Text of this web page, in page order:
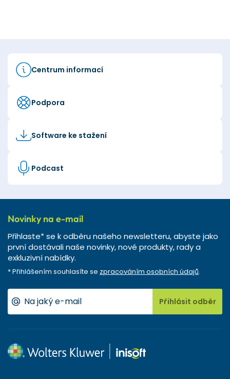
Centrum informací
Podpora
Software ke stažení
Podcast
Novinky na e-mail
Přihlaste* se k odběru našeho newsletteru, abyste jako
první dostávali naše novinky, nové produkty, rady a
exkluzivní nabídky.
* Přihlášením souhlasíte se zpracováním osobních údajů.
Přihlásit odběr